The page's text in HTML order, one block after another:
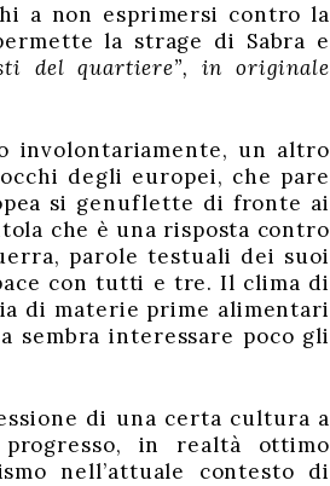
a non esprimersi contro la
la strage di Sabra e
del quartiere”, in originale
involontariamente, un altro
degli europei, che pare
si genuflette di fronte ai
che è una risposta contro
parole testuali dei suoi
con tutti e tre. Il clima di
di materie prime alimentari
sembra interessare poco gli
di una certa cultura a
in realtà ottimo
nell’attuale contesto di